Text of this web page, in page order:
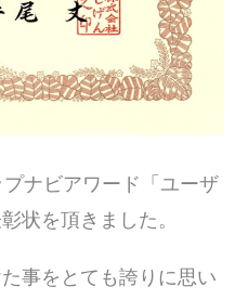
ナビアワード「ユーザ
状を頂きました。
事をとても誇りに思い